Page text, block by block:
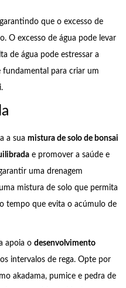
que o excesso de
O excesso de água pode levar
de água pode estressar a
para criar um
a sua mistura de solo de bonsai
e promover a saúde e
uma drenagem
mistura de solo que permita
tempo que evita o acúmulo de
apoia o desenvolvimento
intervalos de rega. Opte por
akadama, pumice e pedra de